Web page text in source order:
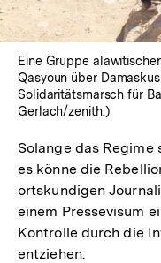
Eine Gruppe
Qasyoun über
Solidaritätsmarsch für
Gerlach/zenith.)
Solange das
es könne die
ortskundigen
einem Pressevisum
Kontrolle durch die
entziehen.